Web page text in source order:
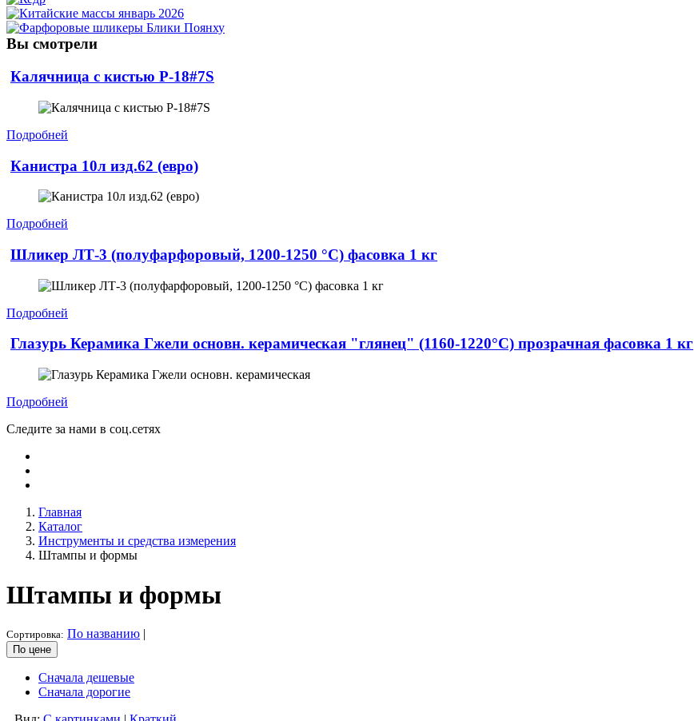
Вы смотрели
Калячница с кистью P-18#7S
Подробней
Канистра 10л изд.62 (евро)
Подробней
Шликер ЛТ-3 (полуфарфоровый, 1200-1250 °С) фасовка 1 кг
Подробней
Глазурь Керамика Гжели основн. керамическая "глянец" (1160-1220°С) прозрачная фасовка 1 кг
Подробней
Следите за нами в соц.сетях
Главная
Каталог
Инструменты и средства измерения
Штампы и формы
Штампы и формы
Сортировка: По названию |
По цене
Сначала дешевые
Сначала дорогие